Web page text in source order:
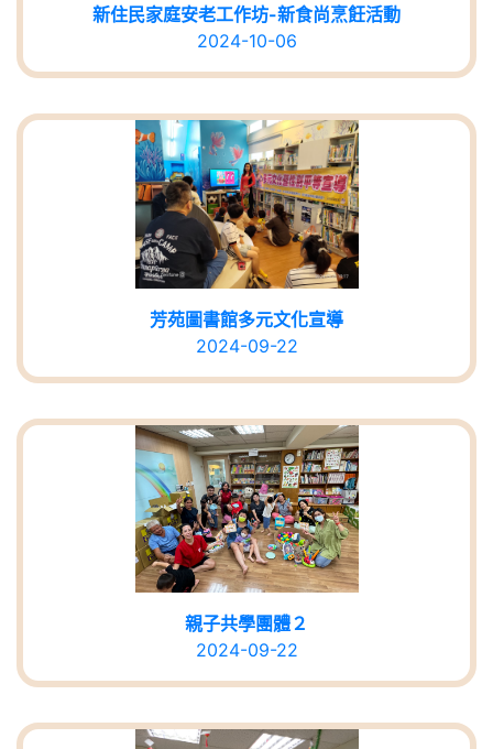
新住民家庭安老工作坊-新食尚烹飪活動
2024-10-06
芳苑圖書館多元文化宣導
2024-09-22
親子共學團體２
2024-09-22